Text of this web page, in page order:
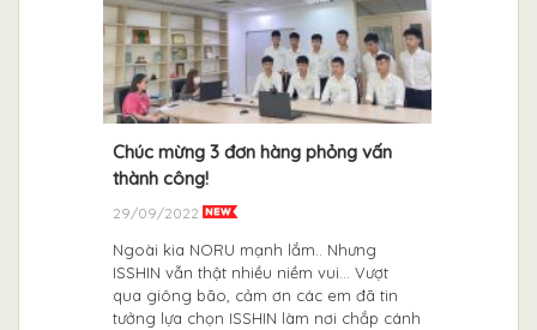
Chúc mừng 3 đơn hàng phỏng vấn
thành công!
29/09/2022
Ngoài kia NORU mạnh lắm.. Nhưng
ISSHIN vẫn thật nhiều niềm vui… Vượt
qua giông bão, cảm ơn các em đã tin
tưởng lựa chọn ISSHIN làm nơi chắp cánh